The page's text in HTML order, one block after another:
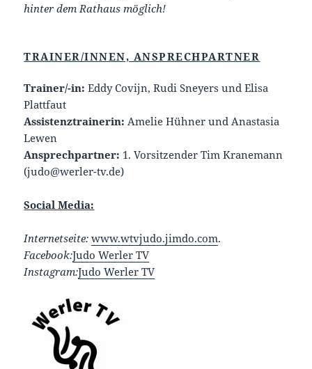
hinter dem Rathaus möglich!
TRAINER/INNEN, ANSPRECHPARTNER
Trainer/-in: Eddy Covijn, Rudi Sneyers und Elisa
Plattfaut
Assistenztrainerin: Amelie Hühner und Anastasia
Lewen
Ansprechpartner: 1. Vorsitzender Tim Kranemann
(judo@werler-tv.de)
Social Media:
Internetseite: www.wtvjudo.jimdo.com.
Facebook:Judo Werler TV
Instagram:Judo Werler TV